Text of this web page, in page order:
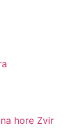
hore Zvir